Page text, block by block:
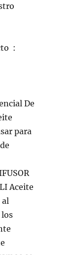
:
De
para
Aceite
al